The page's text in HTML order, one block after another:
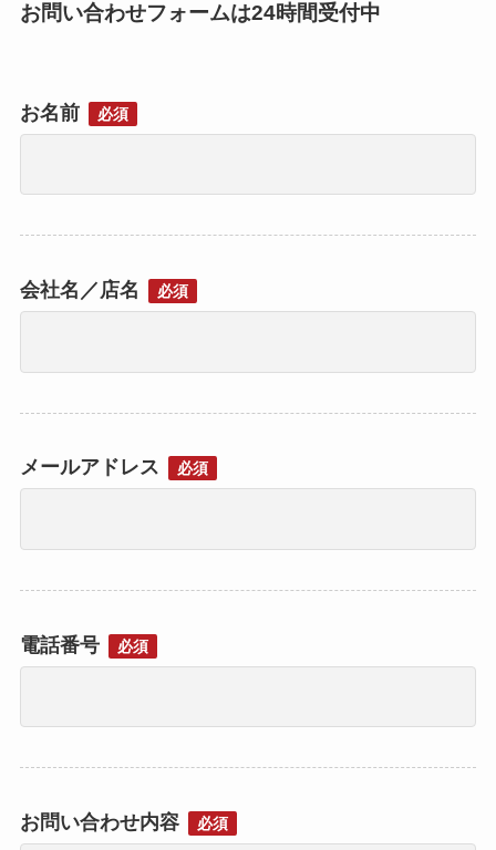
お問い合わせフォームは24時間受付中
お名前 必須
会社名／店名 必須
メールアドレス 必須
電話番号 必須
お問い合わせ内容 必須